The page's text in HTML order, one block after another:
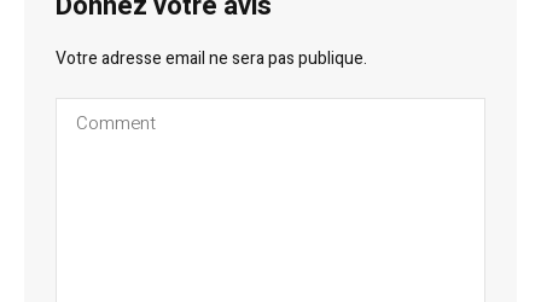
Votre adresse email ne sera pas publique.